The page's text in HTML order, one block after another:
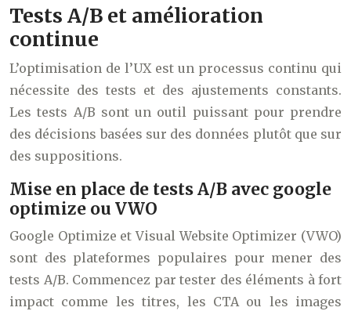
Tests A/B et amélioration
continue
L’optimisation de l’UX est un processus continu qui
nécessite des tests et des ajustements constants.
Les tests A/B sont un outil puissant pour prendre
des décisions basées sur des données plutôt que sur
des suppositions.
Mise en place de tests A/B avec google
optimize ou VWO
Google Optimize et Visual Website Optimizer (VWO)
sont des plateformes populaires pour mener des
tests A/B. Commencez par tester des éléments à fort
impact comme les titres, les CTA ou les images